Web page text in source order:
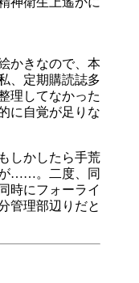
かきなので、本
、定期購読誌多
理してなかった
に自覚が足りな
しかしたら手荒
が……。二度、同
時にフォーライ
管理部辺りだと